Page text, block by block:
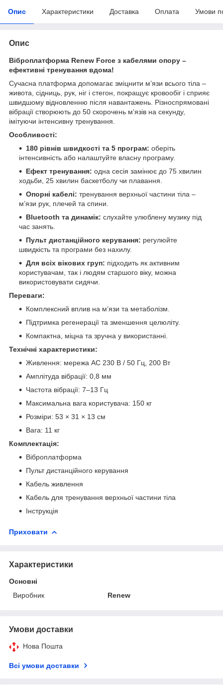
Опис Характеристики Доставка Оплата Умови
Опис
Віброплатформа Renew Force з кабелями опору –
ефективні тренування вдома!
Сучасна платформа допомагає зміцнити м’язи всього тіла –
живота, сідниць, рук, ніг і стегон, покращує кровообіг і сприяє
швидшому відновленню після навантажень. Різноспрямовані
вібрації створюють до 50 скорочень м’язів на секунду,
імітуючи інтенсивну тренування.
Особливості:
180 рівнів швидкості та 5 програм: оберіть
інтенсивність або налаштуйте власну програму.
Ефект тренування: одна сесія замінює до 75 хвилин
ходьби, 25 хвилин баскетболу чи плавання.
Опорні кабелі: тренування верхньої частини тіла –
м’язи рук, плечей та спини.
Bluetooth та динамік: слухайте улюблену музику під
час занять.
Пульт дистанційного керування: регулюйте
швидкість та програми без нахилу.
Для всіх вікових груп: підходить як активним
користувачам, так і людям старшого віку, можна
використовувати сидячи.
Переваги:
Комплексний вплив на м’язи та метаболізм.
Підтримка регенерації та зменшення целюліту.
Компактна, міцна та зручна у використанні.
Технічні характеристики:
Живлення: мережа AC 230 В / 50 Гц, 200 Вт
Амплітуда вібрації: 0,8 мм
Частота вібрації: 7–13 Гц
Максимальна вага користувача: 150 кг
Розміри: 53 × 31 × 13 см
Вага: 11 кг
Комплектація:
Віброплатформа
Пульт дистанційного керування
Кабель живлення
Кабель для тренування верхньої частини тіла
Інструкція
Приховати
Характеристики
Основні
Виробник
Renew
Умови доставки
Нова Пошта
Всі умови доставки